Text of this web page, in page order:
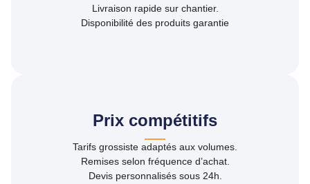
Livraison rapide sur chantier.
Disponibilité des produits garantie
Prix compétitifs
Tarifs grossiste adaptés aux volumes.
Remises selon fréquence d’achat.
Devis personnalisés sous 24h.